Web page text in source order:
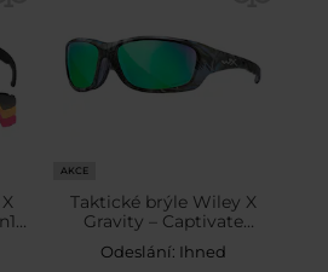
–
AKCE
Taktické brýle Wiley X
Gravity – Captivate
Polarized Green Mirror /
Kryptek Neptune
Odeslání: Ihned